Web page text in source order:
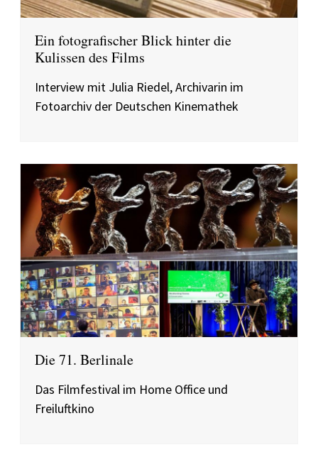
Ein fotografischer Blick hinter die
Kulissen des Films
Interview mit Julia Riedel, Archivarin im
Fotoarchiv der Deutschen Kinemathek
Die 71. Berlinale
Das Filmfestival im Home Office und
Freiluftkino